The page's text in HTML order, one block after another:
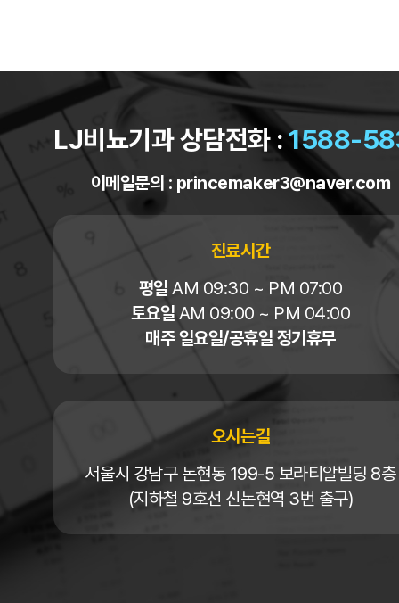
LJ비뇨기과 상담전화 :1588-
이메일문의 : princemaker3@naver.com
진료시간
평일 AM 09:30 ~ PM 07:00
토요일 AM 09:00 ~ PM 04:00
매주 일요일/공휴일 정기휴무
오시는길
서울시 강남구 논현동 199-5 보라티알빌딩 8층
(지하철 9호선 신논현역 3번 출구)